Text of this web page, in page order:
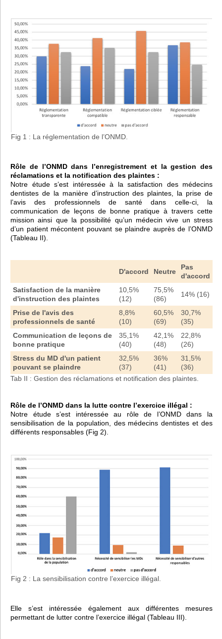
Fig 1 : La réglementation de l’ONMD.
Rôle de l’ONMD dans l’enregistrement et la gestion des
réclamations et la notification des plaintes :
Notre étude s’est intéressée à la satisfaction des médecins
dentistes de la manière d’instruction des plaintes, la prise de
l’avis des professionnels de santé dans celle-ci, la
communication de leçons de bonne pratique à travers cette
mission ainsi que la possibilité qu’un médecin vive un stress
d’un patient mécontent pouvant se plaindre auprès de l’ONMD
(Tableau II).
D'accord Neutre
Pas
d'accord
Satisfaction de la manière
d'instruction des plaintes
10,5%
(12)
75,5%
(86)
14% (16)
Prise de l'avis des
professionnels de santé
8,8%
(10)
60,5%
(69)
30,7%
(35)
Communication de leçons de
bonne pratique
35,1%
(40)
42,1%
(48)
22,8%
(26)
Stress du MD d'un patient
pouvant se plaindre
32,5%
(37)
36%
(41)
31,5%
(36)
Tab II : Gestion des réclamations et notification des plaintes.
Rôle de l’ONMD dans la lutte contre l’exercice illégal :
Notre étude s’est intéressée au rôle de l’ONMD dans la
sensibilisation de la population, des médecins dentistes et des
différents responsables (Fig 2).
Fig 2 : La sensibilisation contre l’exercice illégal.
Elle s’est intéressée également aux différentes mesures
permettant de lutter contre l’exercice illégal (Tableau III).